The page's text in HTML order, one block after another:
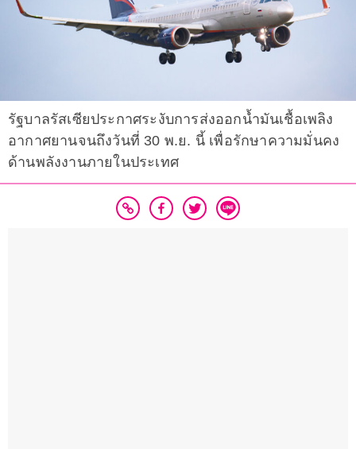
รัฐบาลรัสเซียประกาศระงับการส่งออกน้ำมันเชื้อเพลิง
อากาศยานจนถึงวันที่ 30 พ.ย. นี้ เพื่อรักษาความมั่นคง
ด้านพลังงานภายในประเทศ